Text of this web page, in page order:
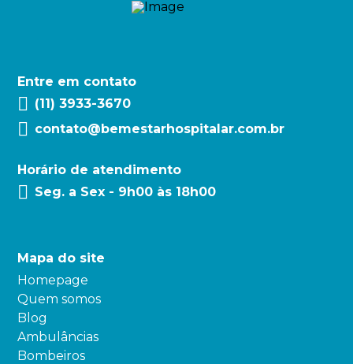
Entre em contato
(11) 3933-3670
contato@bemestarhospitalar.com.br
Horário de atendimento
Seg. a Sex - 9h00 às 18h00
Mapa do site
Homepage
Quem somos
Blog
Ambulâncias
Bombeiros